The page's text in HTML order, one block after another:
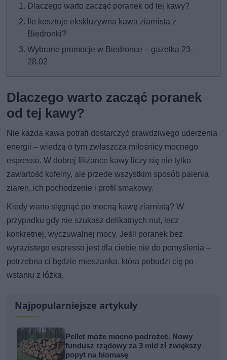
Dlaczego warto zacząć poranek od tej kawy?
Ile kosztuje ekskluzywna kawa ziarnista z
Biedronki?
Wybrane promocje w Biedronce – gazetka 23-
28.02
Dlaczego warto zacząć poranek
od tej kawy?
Nie każda kawa potrafi dostarczyć prawdziwego uderzenia
energii – wiedzą o tym zwłaszcza miłośnicy mocnego
espresso. W dobrej filiżance kawy liczy się nie tylko
zawartość kofeiny, ale przede wszystkim sposób palenia
ziaren, ich pochodzenie i profil smakowy.
Kiedy warto sięgnąć po mocną kawę ziarnistą? W
przypadku gdy nie szukasz delikatnych nut, lecz
konkretnej, wyczuwalnej mocy. Jeśli poranek bez
wyrazistego espresso jest dla ciebie nie do pomyślenia –
potrzebna ci będzie mieszanka, która pobudzi cię po
wstaniu z łóżka.
Najpopularniejsze artykuły
Pellet może mocno podrożeć. Nowy
fundusz rządowy za 3 mld zł zwiększy
popyt na biomasę